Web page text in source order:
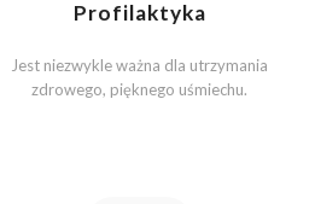
Profilaktyka
Jest niezwykle ważna dla utrzymania
zdrowego, pięknego uśmiechu.